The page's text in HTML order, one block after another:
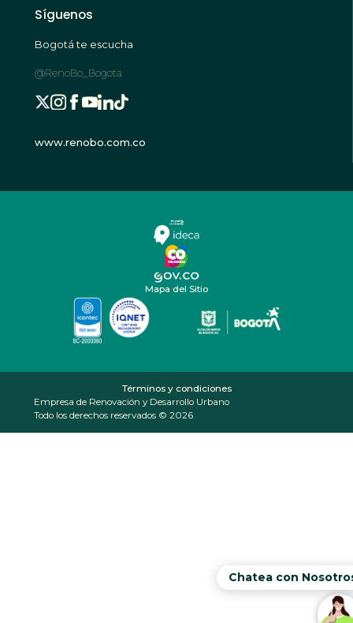
Chatea con
Síguenos
Bogotá te escucha
@RenoBo_Bogota
www.renobo.com.co
Mapa del Sitio
Términos y condiciones
Empresa de Renovación y Desarrollo Urbano
Todo los derechos reservados © 2026